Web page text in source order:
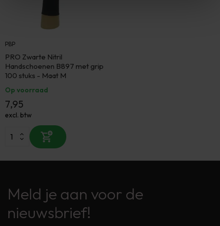
PBP
PRO Zwarte Nitril
Handschoenen B897 met grip
100 stuks - Maat M
Op voorraad
7,95
excl. btw
Meld je aan voor de
nieuwsbrief!